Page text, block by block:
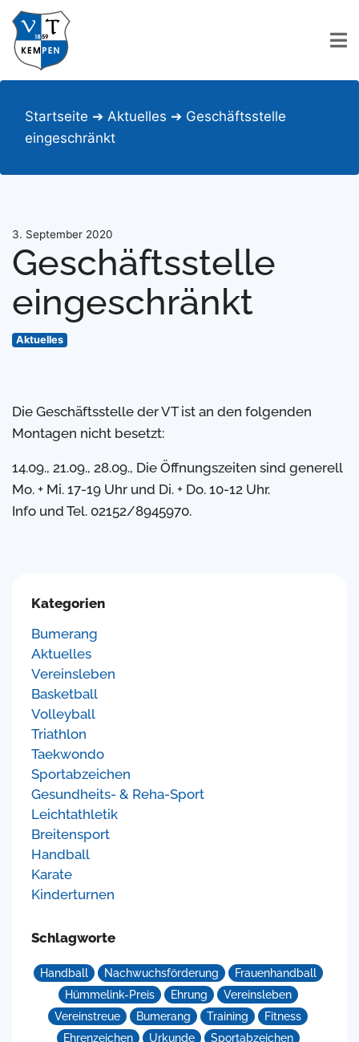
Startseite ➔ Aktuelles ➔ Geschäftsstelle
eingeschränkt
3. September 2020
Geschäftsstelle
eingeschränkt
Aktuelles
Die Geschäftsstelle der VT ist an den folgenden
Montagen nicht besetzt:
14.09., 21.09., 28.09., Die Öffnungszeiten sind generell
Mo. + Mi. 17-19 Uhr und Di. + Do. 10-12 Uhr.
Info und Tel. 02152/8945970.
Kategorien
Bumerang
Aktuelles
Vereinsleben
Basketball
Volleyball
Triathlon
Taekwondo
Sportabzeichen
Gesundheits- & Reha-Sport
Leichtathletik
Breitensport
Handball
Karate
Kinderturnen
Schlagworte
Handball Nachwuchsförderung
Frauenhandball
Hümmelink-Preis
Ehrung
Vereinsleben
Vereinstreue
Bumerang Training
Fitness
Ehrenzeichen
Urkunde
Sportabzeichen